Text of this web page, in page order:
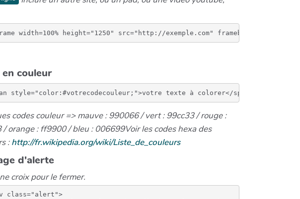
couleur
codes couleur => mauve : 990066 / vert : 99cc33 / rouge :
/ orange : ff9900 / bleu : 006699Voir les codes hexa des
:http://fr.wikipedia.org/wiki/Liste_de_couleurs
d'alerte
croix pour le fermer.
class="alert">